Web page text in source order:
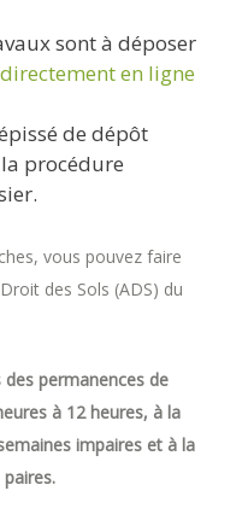
sont à déposer
en ligne
de dépôt
procédure
vous pouvez faire
des Sols (ADS) du
permanences de
à 12 heures, à la
impaires et à la
paires.